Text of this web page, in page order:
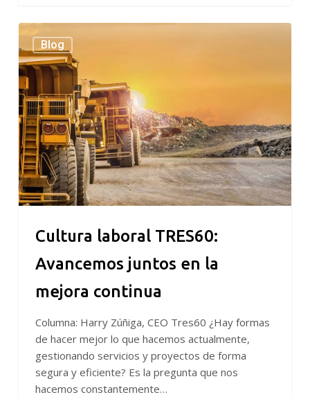
Cultura
laboral
TRES60:
Avancemos
juntos
en
la
mejora
continua
Blog
Cultura laboral TRES60:
Avancemos juntos en la
mejora continua
Columna: Harry Zúñiga, CEO Tres60 ¿Hay formas
de hacer mejor lo que hacemos actualmente,
gestionando servicios y proyectos de forma
segura y eficiente? Es la pregunta que nos
hacemos constantemente…